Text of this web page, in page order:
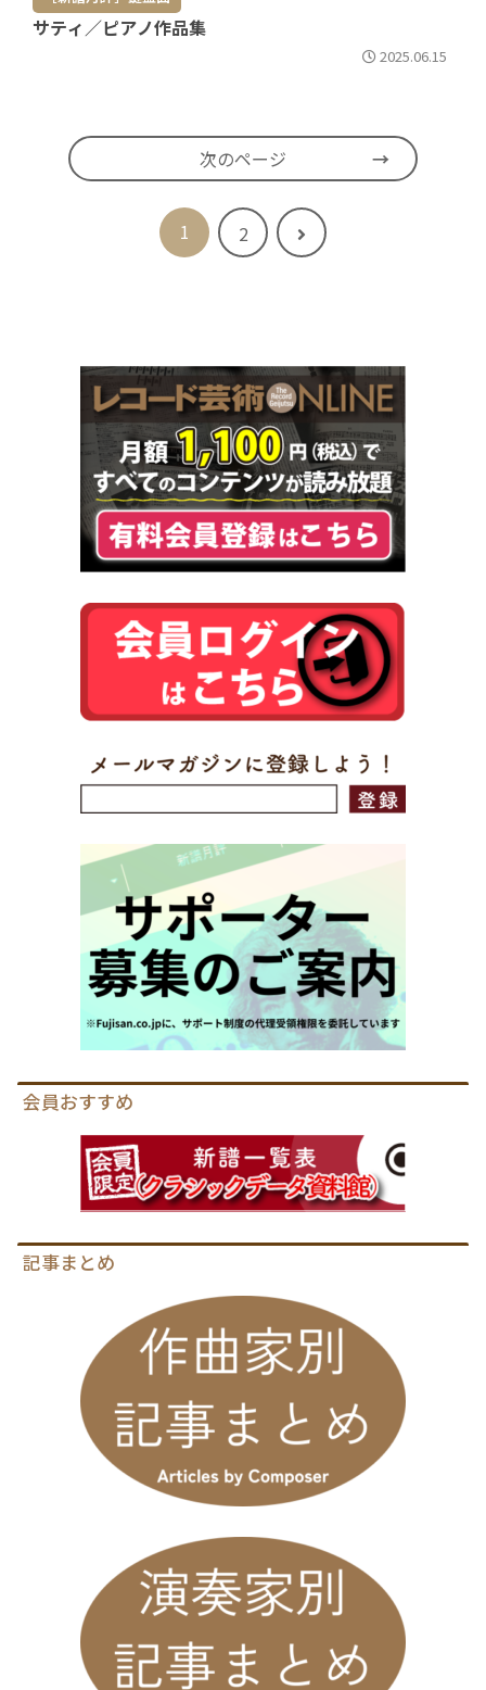
サティ／ピアノ作品集
2025.06.15
次のページ
1 2
次
会員おすすめ
記事まとめ